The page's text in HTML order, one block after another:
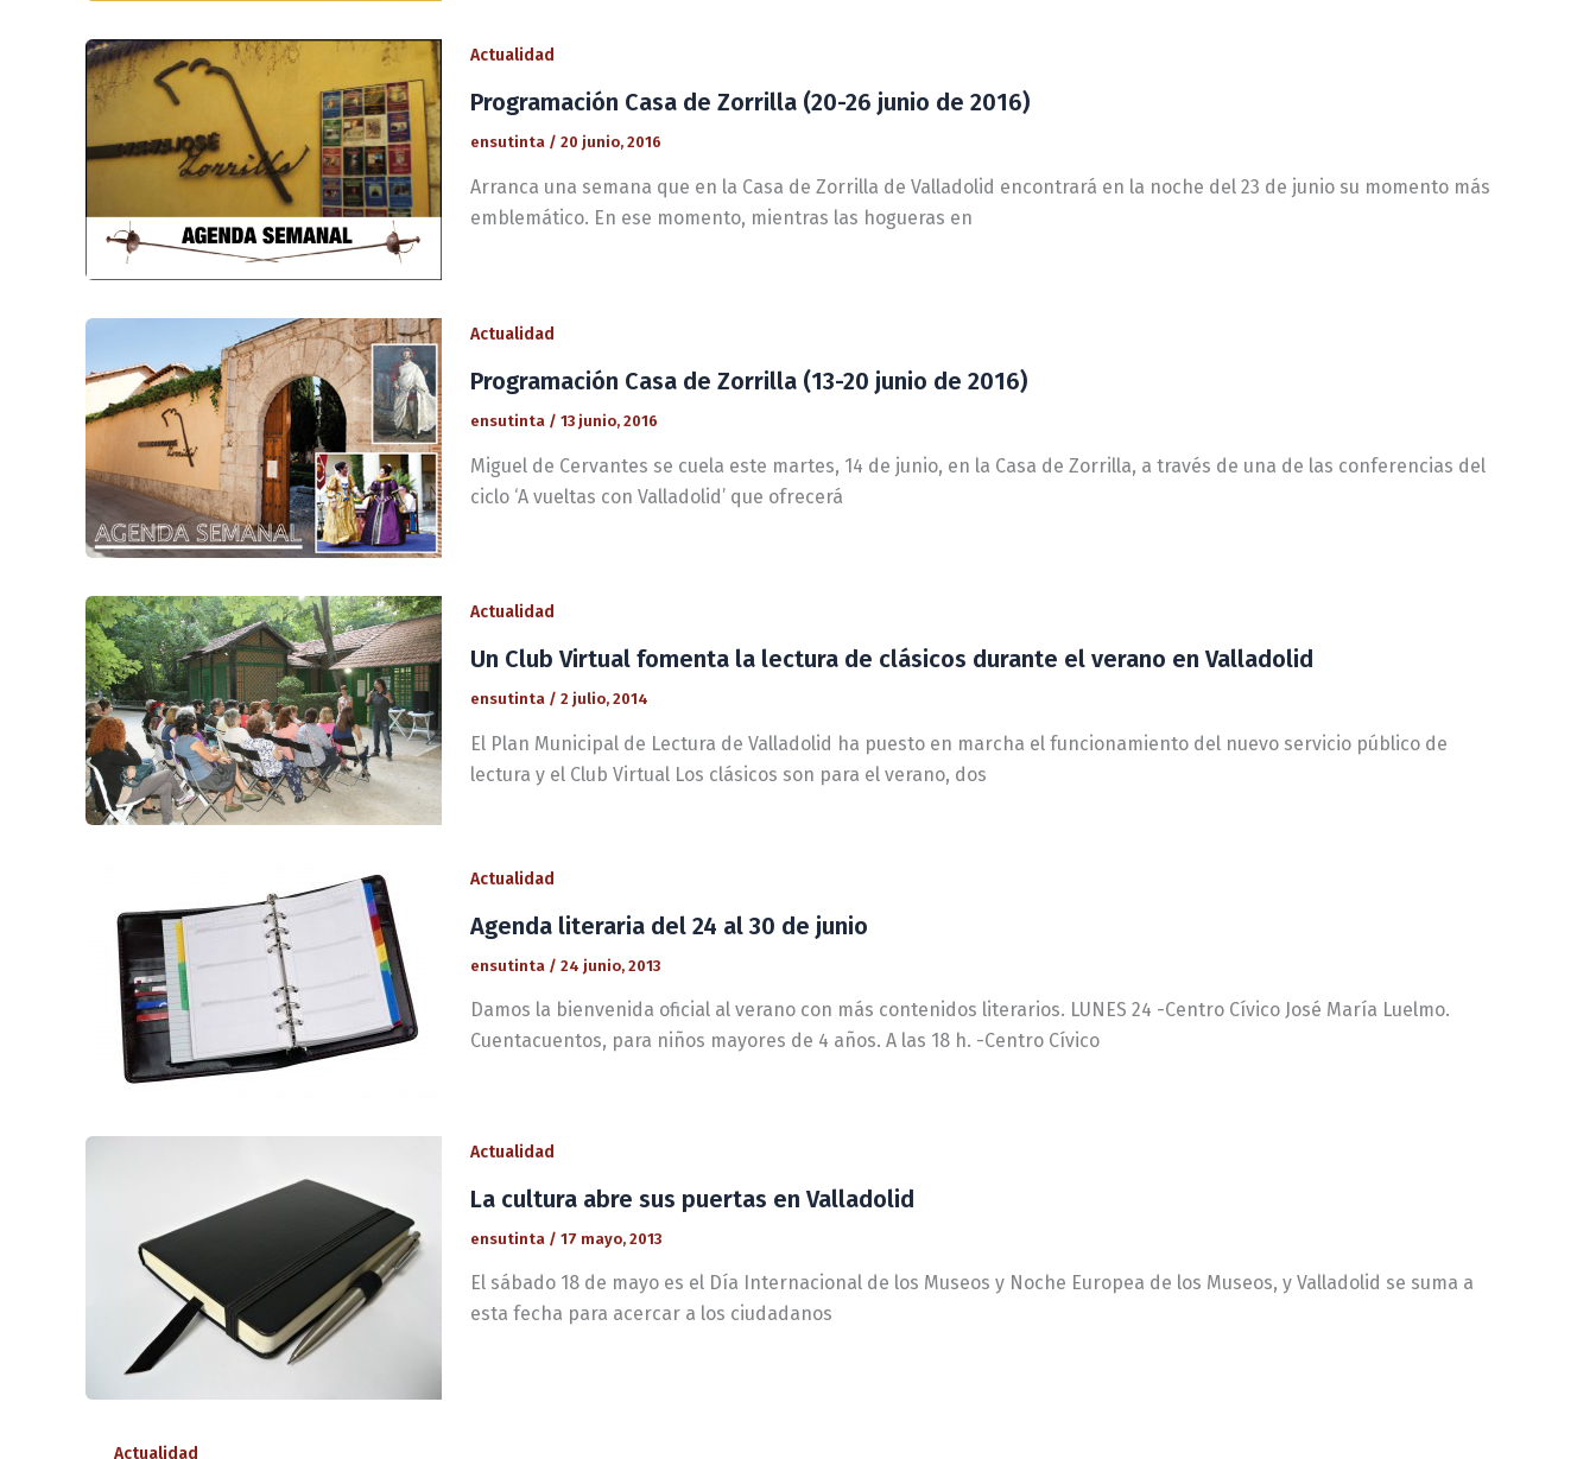
Actualidad
Programación Casa de Zorrilla (20-26 junio de 2016)
ensutinta / 20 junio, 2016
Arranca una semana que en la Casa de Zorrilla de Valladolid encontrará en la noche del 23 de junio su momento más
emblemático. En ese momento, mientras las hogueras en
Actualidad
Programación Casa de Zorrilla (13-20 junio de 2016)
ensutinta / 13 junio, 2016
Miguel de Cervantes se cuela este martes, 14 de junio, en la Casa de Zorrilla, a través de una de las conferencias del
ciclo ‘A vueltas con Valladolid’ que ofrecerá
Actualidad
Un Club Virtual fomenta la lectura de clásicos durante el verano en Valladolid
ensutinta / 2 julio, 2014
El Plan Municipal de Lectura de Valladolid ha puesto en marcha el funcionamiento del nuevo servicio público de
lectura y el Club Virtual Los clásicos son para el verano, dos
Actualidad
Agenda literaria del 24 al 30 de junio
ensutinta / 24 junio, 2013
Damos la bienvenida oficial al verano con más contenidos literarios. LUNES 24 -Centro Cívico José María Luelmo.
Cuentacuentos, para niños mayores de 4 años. A las 18 h. -Centro Cívico
Actualidad
La cultura abre sus puertas en Valladolid
ensutinta / 17 mayo, 2013
El sábado 18 de mayo es el Día Internacional de los Museos y Noche Europea de los Museos, y Valladolid se suma a
esta fecha para acercar a los ciudadanos
Actualidad